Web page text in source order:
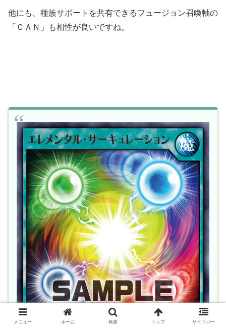
他にも、種族サポートを共有できるフュージョン召喚軸の
「ＣＡＮ」も相性が良いですね。
メニュー ホーム 検索 トップ サイドバー